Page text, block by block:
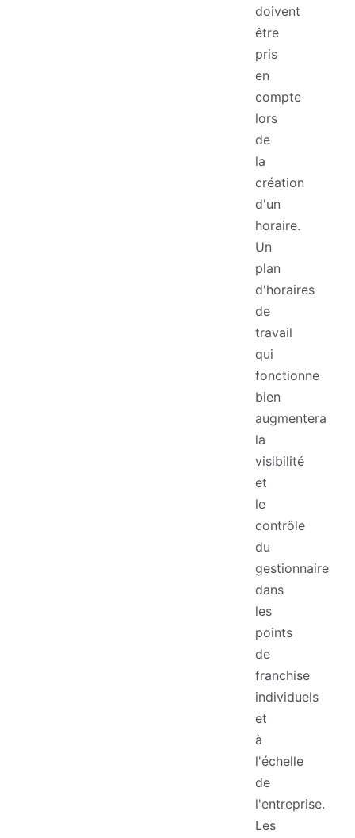
doivent
être
pris
en
compte
lors
de
la
création
d'un
horaire.
Un
plan
d'horaires
de
travail
qui
fonctionne
bien
augmentera
la
visibilité
et
le
contrôle
du
gestionnaire
dans
les
points
de
franchise
individuels
et
à
l'échelle
de
l'entreprise.
Les